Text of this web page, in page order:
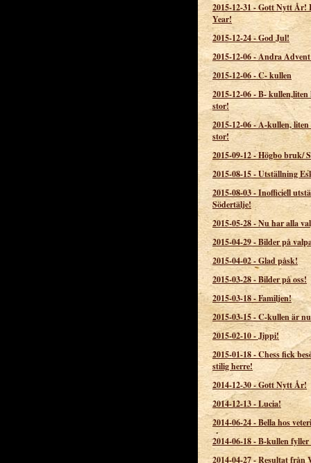
2015-12-31-Gott Nytt År!
Year!
2015-12-24-God Jul!
2015-12-06-Andra
2015-12-06-C- kullen
2015-12-06-B-
stor!
2015-12-06-A-kullen,
stor!
2015-09-12-Högbo bruk/
2015-08-15-Utställning
2015-08-03-Inofficiell
Södertälje!
2015-05-28-Nu har alla
2015-04-29-Bilder på
2015-04-02-Glad påsk!
2015-03-28-Bilder på oss!
2015-03-18-Familjen!
2015-03-15-C-kullen är
2015-02-10-Jippi!
2015-01-18-Chess fick
stilig herre!
2014-12-30-Gott Nytt År!
2014-12-13-Lucia!
2014-06-24-Bella hos
2014-06-18-B-kullen fyller
2014-04-27-Resultat från